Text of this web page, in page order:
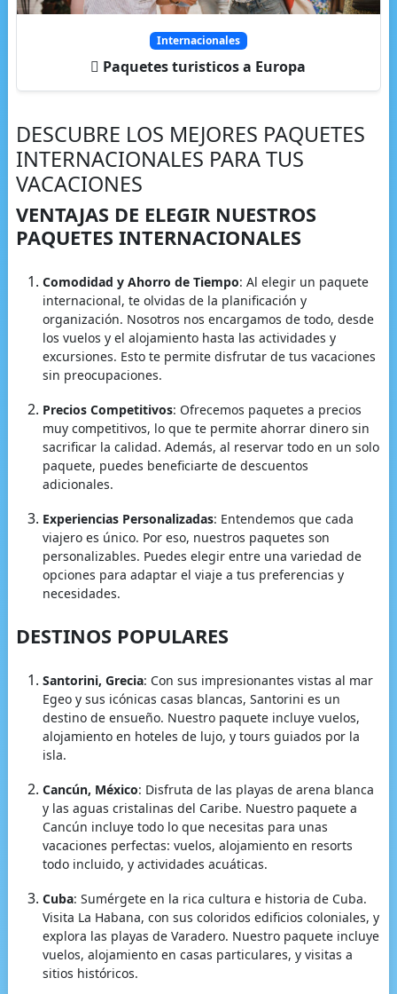
Internacionales
Paquetes turisticos a Europa
DESCUBRE LOS MEJORES PAQUETES
INTERNACIONALES PARA TUS
VACACIONES
VENTAJAS DE ELEGIR NUESTROS
PAQUETES INTERNACIONALES
Comodidad y Ahorro de Tiempo: Al elegir un paquete
internacional, te olvidas de la planificación y
organización. Nosotros nos encargamos de todo, desde
los vuelos y el alojamiento hasta las actividades y
excursiones. Esto te permite disfrutar de tus vacaciones
sin preocupaciones.
Precios Competitivos: Ofrecemos paquetes a precios
muy competitivos, lo que te permite ahorrar dinero sin
sacrificar la calidad. Además, al reservar todo en un solo
paquete, puedes beneficiarte de descuentos
adicionales.
Experiencias Personalizadas: Entendemos que cada
viajero es único. Por eso, nuestros paquetes son
personalizables. Puedes elegir entre una variedad de
opciones para adaptar el viaje a tus preferencias y
necesidades.
DESTINOS POPULARES
Santorini, Grecia: Con sus impresionantes vistas al mar
Egeo y sus icónicas casas blancas, Santorini es un
destino de ensueño. Nuestro paquete incluye vuelos,
alojamiento en hoteles de lujo, y tours guiados por la
isla.
Cancún, México: Disfruta de las playas de arena blanca
y las aguas cristalinas del Caribe. Nuestro paquete a
Cancún incluye todo lo que necesitas para unas
vacaciones perfectas: vuelos, alojamiento en resorts
todo incluido, y actividades acuáticas.
Cuba: Sumérgete en la rica cultura e historia de Cuba.
Visita La Habana, con sus coloridos edificios coloniales, y
explora las playas de Varadero. Nuestro paquete incluye
vuelos, alojamiento en casas particulares, y visitas a
sitios históricos.